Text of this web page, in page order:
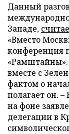
Данный
Западе,
«Вместо
конференция
«Рамштайны».
вместе с
фактом о
полагает он.
на фоне
делегации в